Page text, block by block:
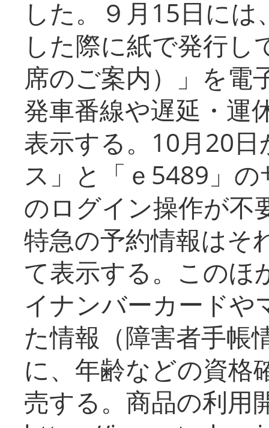
した。９月15日に
した際に紙で発行し
席のご案内）」を電
発車番線や遅延・運
表示する。10月20
ス」と「ｅ5489」
のログイン操作が不
特急の予約情報はそ
て表示する。このほ
イナンバーカードや
た情報（障害者手帳
に、年齢などの資格
売する。商品の利用